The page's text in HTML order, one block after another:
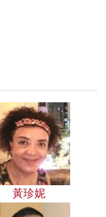
黃珍妮